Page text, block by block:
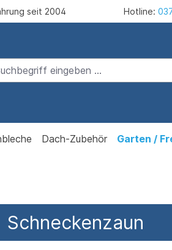
seit 2004 Hotline:
Dach-Zubehör Garten /
Schneckenzaun